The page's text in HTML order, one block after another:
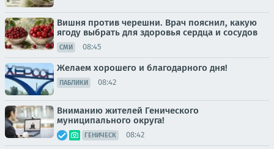
Вишня против черешни. Врач пояснил, какую
ягоду выбрать для здоровья сердца и сосудов
СМИ 08:45
Желаем хорошего и благодарного дня!
ПАБЛИКИ 08:42
Вниманию жителей Генического
муниципального округа!
ГЕНИЧЕСК 08:42